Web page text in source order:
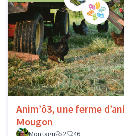
Anim’ô3, une ferme
Mougon
Montagu
2 46